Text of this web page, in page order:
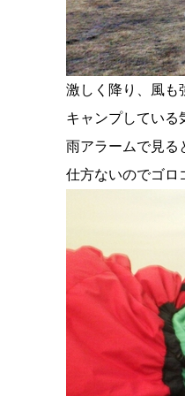
激しく降り、風も
キャンプしている
雨アラームで見る
仕方ないのでゴロ